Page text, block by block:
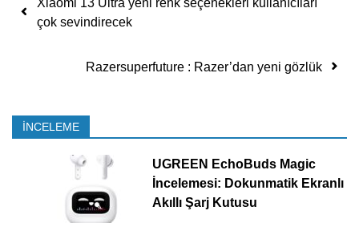
çok sevindirecek
Razersuperfuture : Razer’dan yeni gözlük
İNCELEME
UGREEN EchoBuds Magic
İncelemesi: Dokunmatik Ekranlı
Akıllı Şarj Kutusu